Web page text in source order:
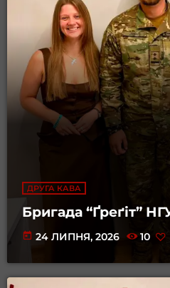
ДРУГА КАВА
Бригада “Ґреґіт”
today 24 ЛИПНЯ, 2026 10